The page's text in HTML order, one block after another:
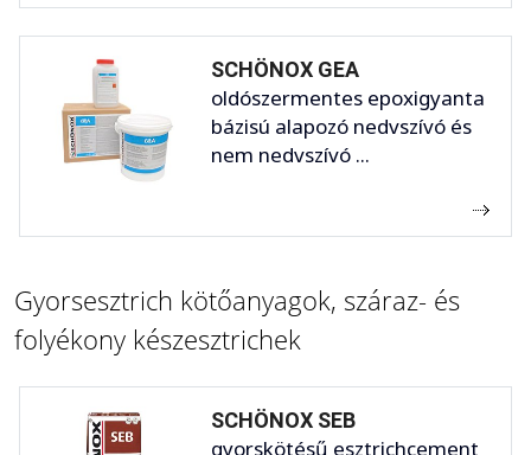
SCHÖNOX GEA
oldószermentes epoxigyanta
bázisú alapozó nedvszívó és
nem nedvszívó ...
Gyorsesztrich kötőanyagok, száraz- és
folyékony készesztrichek
SCHÖNOX SEB
gyorskötésű esztrichcement